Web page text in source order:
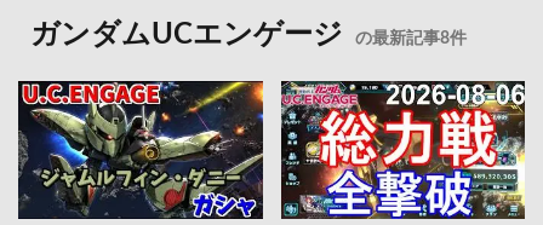
ガンダムUCエンゲージ の最新記事8件